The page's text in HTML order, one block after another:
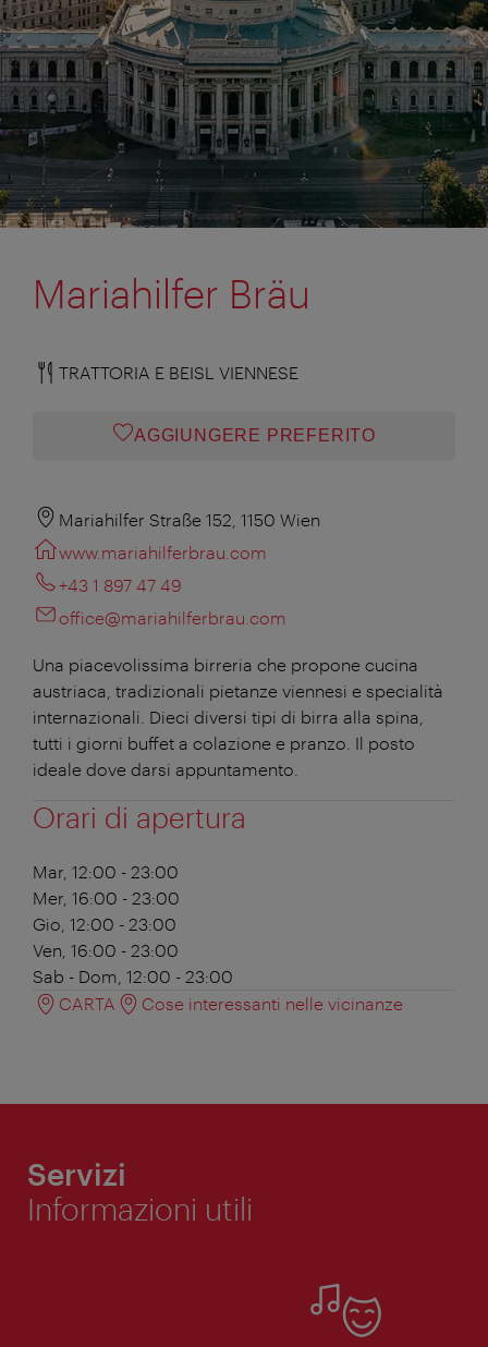
Mariahilfer Bräu
TRATTORIA E BEISL VIENNESE
AGGIUNGERE PREFERITO
Mariahilfer Straße 152, 1150 Wien
www.mariahilferbrau.com
+43 1 897 47 49
office@mariahilferbrau.com
Una piacevolissima birreria che propone cucina
austriaca, tradizionali pietanze viennesi e specialità
internazionali. Dieci diversi tipi di birra alla spina,
tutti i giorni buffet a colazione e pranzo. Il posto
ideale dove darsi appuntamento.
Orari di apertura
Mar, 12:00 - 23:00
Mer, 16:00 - 23:00
Gio, 12:00 - 23:00
Ven, 16:00 - 23:00
Sab - Dom, 12:00 - 23:00
CARTA
Cose interessanti nelle vicinanze
Servizi
Informazioni utili